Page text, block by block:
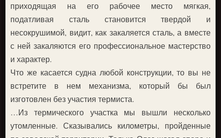
приходящая на его рабочее место мягкая,
податливая сталь становится твердой и
несокрушимой, видит, как закаляется сталь, а вместе
с ней закаляются его профессиональное мастерство
и характер.
Что же касается судна любой конструкции, то вы не
встретите в нем механизма, который бы был
изготовлен без участия термиста.
…Из термического участка мы вышли несколько
утомленные. Сказывались километры, пройденные